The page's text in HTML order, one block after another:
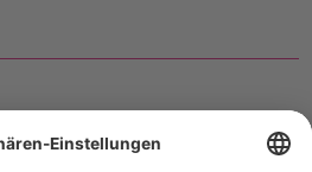
Deutschlands. Befindet sich ein Warenwert